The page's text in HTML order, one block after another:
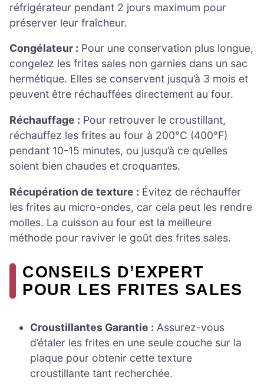
réfrigérateur pendant 2 jours maximum pour
préserver leur fraîcheur.
Congélateur : Pour une conservation plus longue,
congelez les frites sales non garnies dans un sac
hermétique. Elles se conservent jusqu’à 3 mois et
peuvent être réchauffées directement au four.
Réchauffage : Pour retrouver le croustillant,
réchauffez les frites au four à 200°C (400°F)
pendant 10-15 minutes, ou jusqu’à ce qu’elles
soient bien chaudes et croquantes.
Récupération de texture : Évitez de réchauffer
les frites au micro-ondes, car cela peut les rendre
molles. La cuisson au four est la meilleure
méthode pour raviver le goût des frites sales.
CONSEILS D’EXPERT
POUR LES FRITES SALES
Croustillantes Garantie : Assurez-vous
d’étaler les frites en une seule couche sur la
plaque pour obtenir cette texture
croustillante tant recherchée.